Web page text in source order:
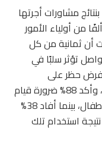
مشاورات أجرتها
مؤسسة YouGov بمشاركة أكثر من 116 ألفًا من أولياء الأمور
أن ثمانية من كل
تؤثر سلبًا في
الأمور فرض حظر على
استخدامها لمن هم دون السادسة عشرة، وأكد 88% ضرورة قيام
شركات التكنولوجيا بدور أكبر في حماية الأطفال، بينما أفاد 38%
استخدام تلك